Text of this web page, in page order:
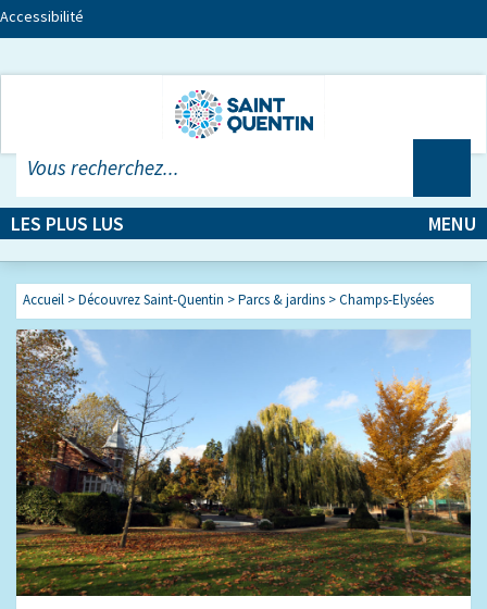
Accessibilité
LES PLUS LUS MENU
Accueil >Découvrez Saint-Quentin >Parcs & jardins >Champs-Elysées